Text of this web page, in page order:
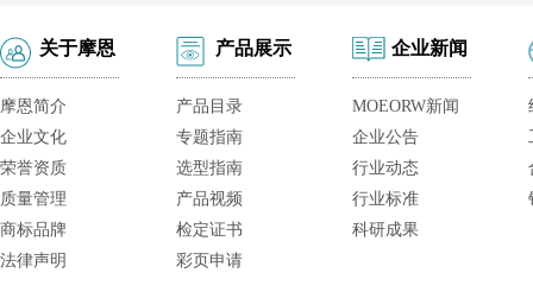
关于摩恩
摩恩简介
企业文化
荣誉资质
质量管理
商标品牌
法律声明
产品展示
产品目录
专题指南
选型指南
产品视频
检定证书
彩页申请
企业新闻
MOEORW新闻
企业公告
行业动态
行业标准
科研成果